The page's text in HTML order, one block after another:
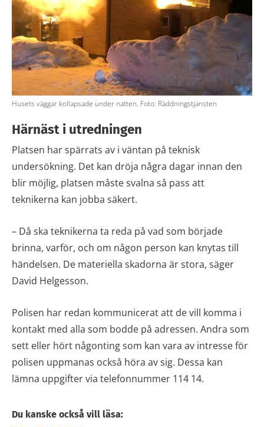
Husets väggar kollapsade under natten. Foto: Räddningstjänsten
Härnäst i utredningen
Platsen har spärrats av i väntan på teknisk
undersökning. Det kan dröja några dagar innan den
blir möjlig, platsen måste svalna så pass att
teknikerna kan jobba säkert.
– Då ska teknikerna ta reda på vad som började
brinna, varför, och om någon person kan knytas till
händelsen. De materiella skadorna är stora, säger
David Helgesson.
Polisen har redan kommunicerat att de vill komma i
kontakt med alla som bodde på adressen. Andra som
sett eller hört någonting som kan vara av intresse för
polisen uppmanas också höra av sig. Dessa kan
lämna uppgifter via telefonnummer 114 14.
Du kanske också vill läsa: